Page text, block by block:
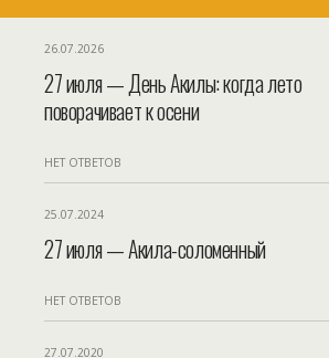
26.07.2026
27 июля — День Акилы: когда лето
поворачивает к осени
НЕТ ОТВЕТОВ
25.07.2024
27 июля — Акила-соломенный
НЕТ ОТВЕТОВ
27.07.2020